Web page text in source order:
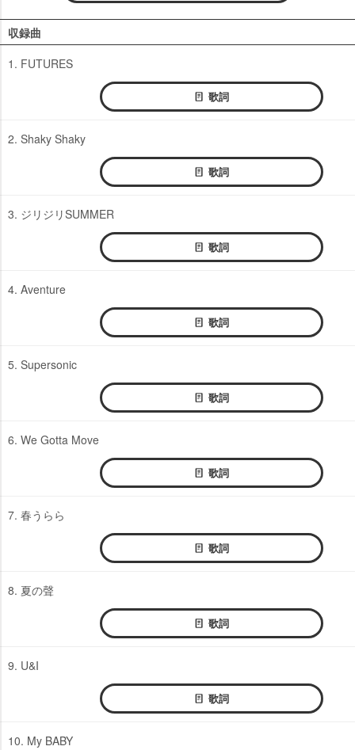
収録曲
1. FUTURES
歌詞
2. Shaky Shaky
歌詞
3. ジリジリSUMMER
歌詞
4. Aventure
歌詞
5. Supersonic
歌詞
6. We Gotta Move
歌詞
7. 春うらら
歌詞
8. 夏の聲
歌詞
9. U&I
歌詞
10. My BABY